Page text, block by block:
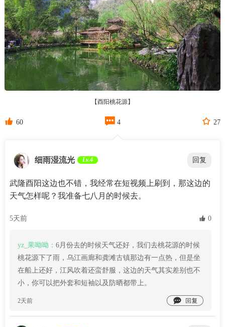
【酉阳桃花源】
 60  4  27
细雨湿流光 Lv.4 回复
武隆酉阳这边也不错，我经常在短视频上刷到，那这边的
天气怎样呢？我准备七八月的时候去。
5天前  0
yz_果呦呦： 6月份去的时候天气还好，我们去桃花源的时候
桃花源下了雨，乌江画廊和龚滩古镇那边有一点热，但是坐
在船上还好，江风吹着还蛮舒服，这边的天气其实差别也不
小，你可以把外套和短袖以及防晒都带上。
2天前 